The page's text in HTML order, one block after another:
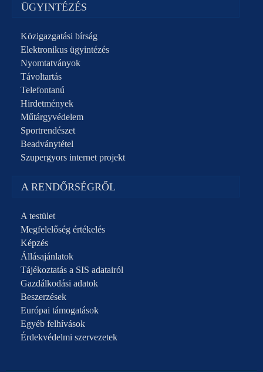
ÜGYINTÉZÉS
Közigazgatási bírság
Elektronikus ügyintézés
Nyomtatványok
Távoltartás
Telefontanú
Hirdetmények
Műtárgyvédelem
Sportrendészet
Beadványtétel
Szupergyors internet projekt
A RENDŐRSÉGRŐL
A testület
Megfelelőség értékelés
Képzés
Állásajánlatok
Tájékoztatás a SIS adatairól
Gazdálkodási adatok
Beszerzések
Európai támogatások
Egyéb felhívások
Érdekvédelmi szervezetek